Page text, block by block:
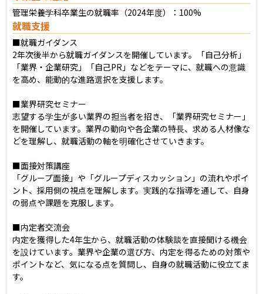
管理栄養学科卒業生の就職率（2024年度）：100%
就職支援
■就職ガイダンス
2年次後半から就職ガイダンスを開催しています。「自己分析」
「業界・企業研究」「自己PR」などをテーマに、就職への意識
を高め、能動的な進路選択を支援します。
■業界研究セミナー
志望する学生が多い業界の担当者を招き、「業界研究セミナー」
を開催しています。業界の動向や各企業の特長、求める人材像な
どを理解し、就職活動の軸を明確化させていきます。
■面接対策講座
「グループ面接」や「グループディスカッション」の流れやポイ
ント、採用側の視点を理解します。実践的な指導を通して、自身
の弱点や課題を克服します。
■内定者交流会
内定を獲得した4年生から、就職活動の体験談を直接聞ける機会
を設けています。業界や企業の選び方、内定を得るための対策や
ポイントなど、気になる点を質問し、自身の就職活動に役立てま
す。